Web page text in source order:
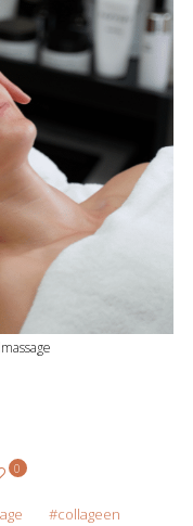
0
collageen